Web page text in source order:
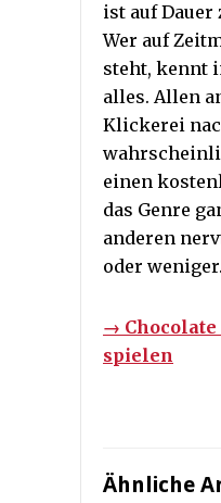
ist auf
Wer auf
steht, kennt
alles. Allen
Klickerei
einen
das Genre
anderen
oder weniger.
→ Chocolate
spielen
Ähnliche